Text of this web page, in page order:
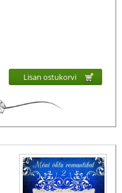
Lisan ostukorvi